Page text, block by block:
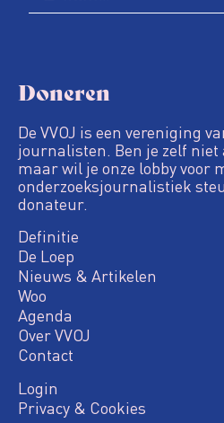
Doneren
De VVOJ is een vereniging
journalisten. Ben je zelf
maar wil je onze lobby voor
onderzoeksjournalistiek
donateur.
Definitie
De Loep
Nieuws & Artikelen
Woo
Agenda
Over VVOJ
Contact
Login
Privacy & Cookies